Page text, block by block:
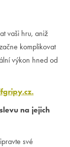
vaši hru, aniž
komplikovat
výkon hned od
na jejich
své